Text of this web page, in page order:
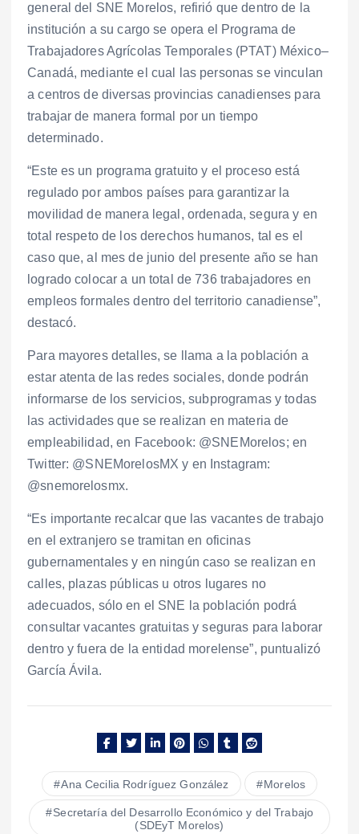
general del SNE Morelos, refirió que dentro de la
institución a su cargo se opera el Programa de
Trabajadores Agrícolas Temporales (PTAT) México–
Canadá, mediante el cual las personas se vinculan
a centros de diversas provincias canadienses para
trabajar de manera formal por un tiempo
determinado.
“Este es un programa gratuito y el proceso está
regulado por ambos países para garantizar la
movilidad de manera legal, ordenada, segura y en
total respeto de los derechos humanos, tal es el
caso que, al mes de junio del presente año se han
logrado colocar a un total de 736 trabajadores en
empleos formales dentro del territorio canadiense”,
destacó.
Para mayores detalles, se llama a la población a
estar atenta de las redes sociales, donde podrán
informarse de los servicios, subprogramas y todas
las actividades que se realizan en materia de
empleabilidad, en Facebook: @SNEMorelos; en
Twitter: @SNEMorelosMX y en Instagram:
@snemorelosmx.
“Es importante recalcar que las vacantes de trabajo
en el extranjero se tramitan en oficinas
gubernamentales y en ningún caso se realizan en
calles, plazas públicas u otros lugares no
adecuados, sólo en el SNE la población podrá
consultar vacantes gratuitas y seguras para laborar
dentro y fuera de la entidad morelense”, puntualizó
García Ávila.
Ana Cecilia Rodríguez González Morelos
Secretaría del Desarrollo Económico y del Trabajo
(SDEyT Morelos)